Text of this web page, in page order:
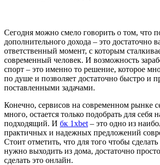
Сегодня можно смело говорить о том, что
дополнительного дохода – это достаточно
ответственный момент, с которым
современный человек. И возможность
спорт – это именно то решение, которое
по душе и позволяет достаточно быстро и
поставленными задачами.
Конечно, сервисов на современном рынке
много, остается только подобрать для себя
подходящий. И бк 1xbet – это одно из
практичных и надежных предложений
Стоит отметить, что для того чтобы сделать
нужно выходить из дома, достаточно
сделать это онлайн.